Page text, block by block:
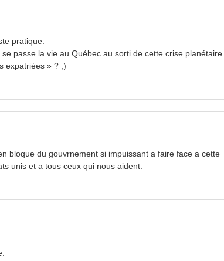
pratique.
passe la vie au Québec au sorti de cette crise planétaire.
expatriées » ? ;)
bloque du gouvrnement si impuissant a faire face a cette
unis et a tous ceux qui nous aident.